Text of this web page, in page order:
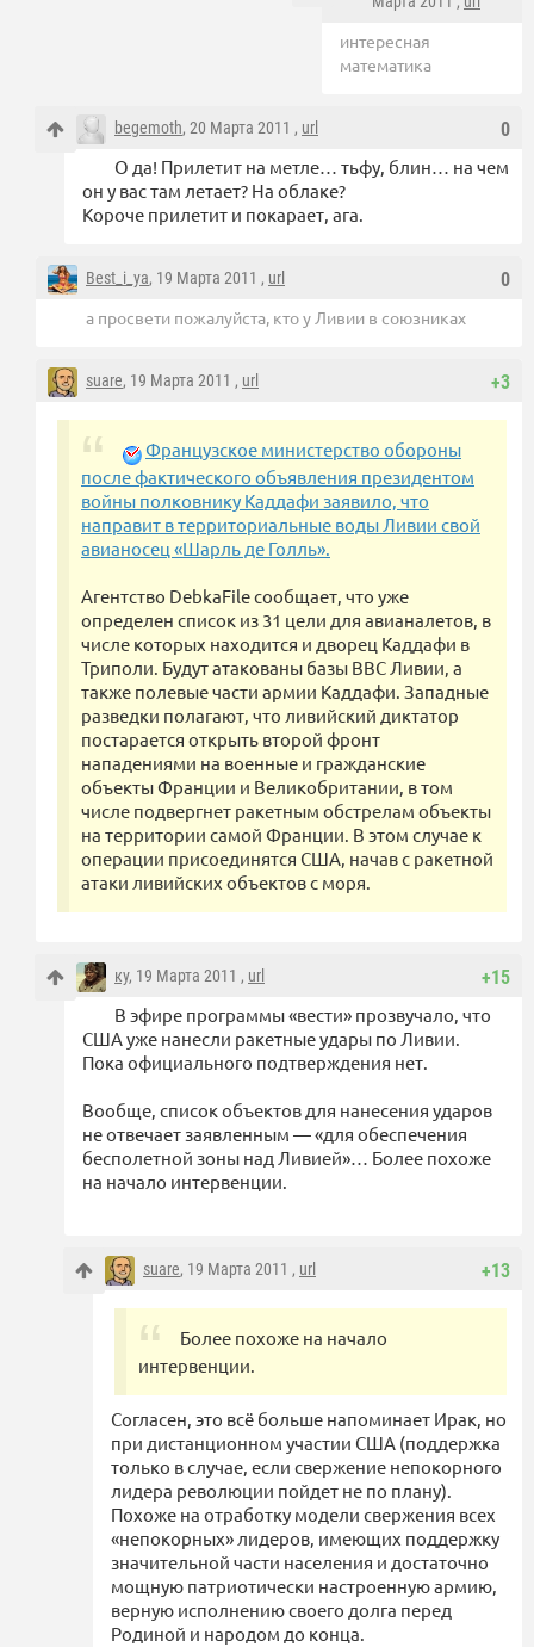
интересная
математика
0
begemoth, 20 Марта 2011 , url
О да! Прилетит на метле… тьфу, блин… на чем
он у вас там летает? На облаке?
Короче прилетит и покарает, ага.
0
Best_i_ya, 19 Марта 2011 , url
а просвети пожалуйста, кто у Ливии в союзниках
+3
suare, 19 Марта 2011 , url
Французское министерство обороны
после фактического объявления президентом
войны полковнику Каддафи заявило, что
направит в территориальные воды Ливии свой
авианосец «Шарль де Голль».
Агентство DebkaFile сообщает, что уже
определен список из 31 цели для авианалетов, в
числе которых находится и дворец Каддафи в
Триполи. Будут атакованы базы ВВС Ливии, а
также полевые части армии Каддафи. Западные
разведки полагают, что ливийский диктатор
постарается открыть второй фронт
нападениями на военные и гражданские
объекты Франции и Великобритании, в том
числе подвергнет ракетным обстрелам объекты
на территории самой Франции. В этом случае к
операции присоединятся США, начав с ракетной
атаки ливийских объектов с моря.
+15
ку, 19 Марта 2011 , url
В эфире программы «вести» прозвучало, что
США уже нанесли ракетные удары по Ливии.
Пока официального подтверждения нет.
Вообще, список объектов для нанесения ударов
не отвечает заявленным — «для обеспечения
бесполетной зоны над Ливией»… Более похоже
на начало интервенции.
+13
suare, 19 Марта 2011 , url
Более похоже на начало
интервенции.
Согласен, это всё больше напоминает Ирак, но
при дистанционном участии США (поддержка
только в случае, если свержение непокорного
лидера революции пойдет не по плану).
Похоже на отработку модели свержения всех
«непокорных» лидеров, имеющих поддержку
значительной части населения и достаточно
мощную патриотически настроенную армию,
верную исполнению своего долга перед
Родиной и народом до конца.